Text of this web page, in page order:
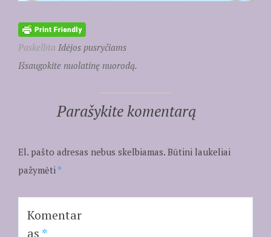
Paskelbta Idėjos pusryčiams
Išsaugokite nuolatinę nuorodą.
Parašykite komentarą
El. pašto adresas nebus skelbiamas. Būtini laukeliai
pažymėti *
Komentar
as *